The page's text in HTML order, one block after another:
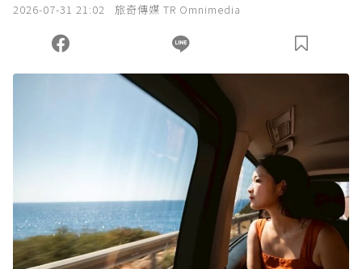
您當前剩餘 U 利點數：0點；前往 購買點數
2026-07-31 21:02 旅奇傳媒 TR Omnimedia